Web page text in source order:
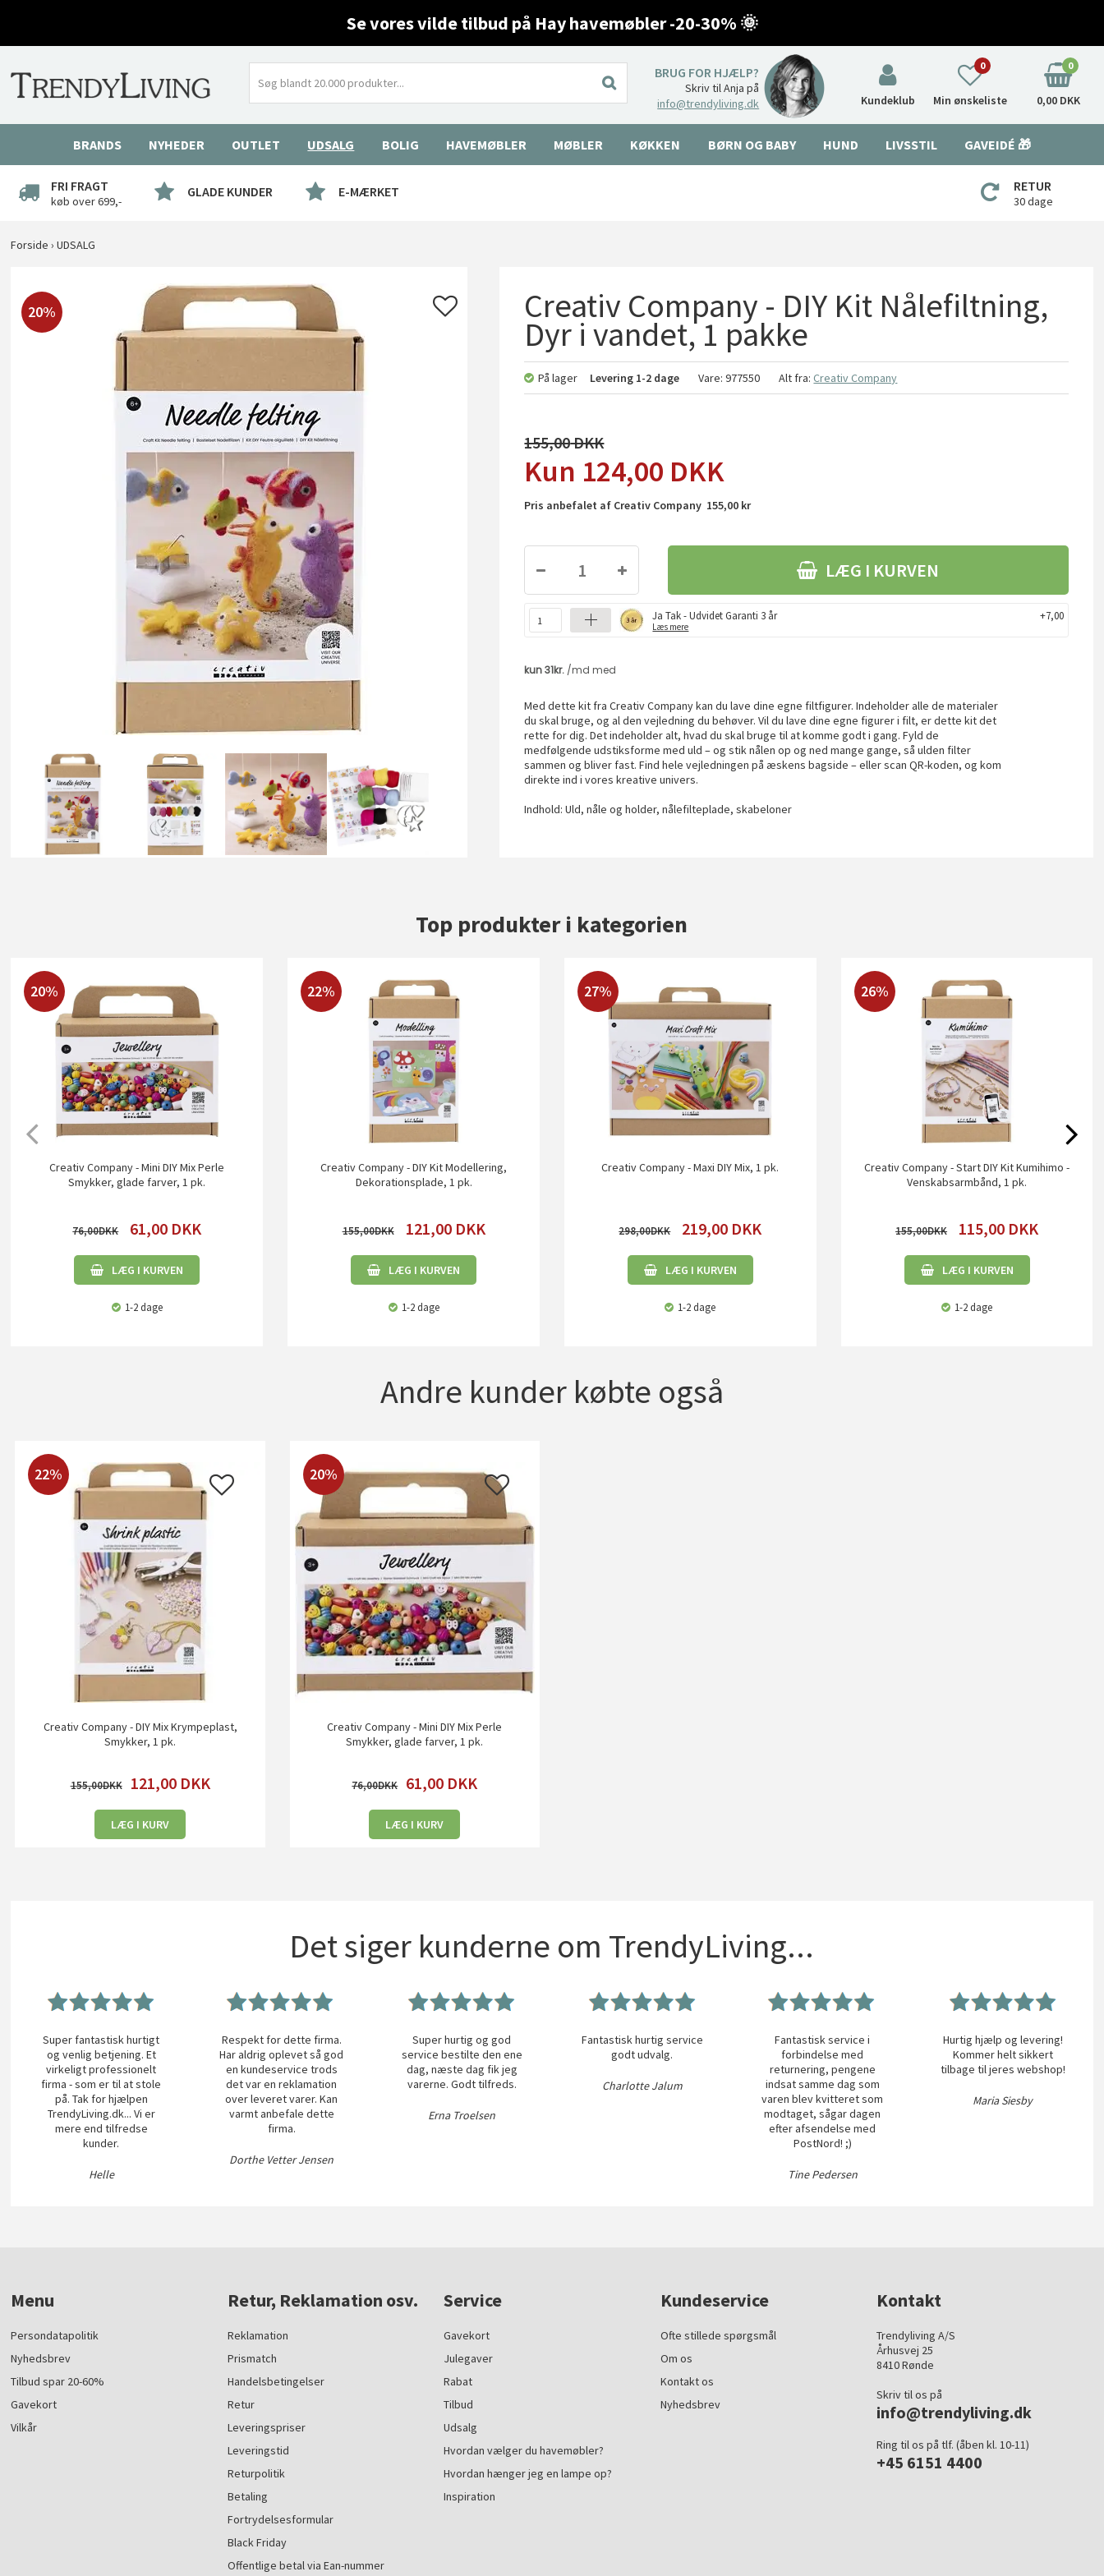
Se vores vilde tilbud på Hay havemøbler -20-30% 🌞
BRUG FOR HJÆLP?
Skriv til Anja på
info@trendyliving.dk
Kundeklub Min ønskeliste
0 0
0,00 DKK
BRANDS NYHEDER OUTLET UDSALG BOLIG HAVEMØBLER MØBLER KØKKEN BØRN OG BABY HUND LIVSSTIL GAVEIDÉ 🎁
FRI FRAGT
køb over 699,-
GLADE KUNDER E-MÆRKET RETUR
30 dage
Forside ›UDSALG
20% Creativ Company - DIY Kit Nålefiltning,
Dyr i vandet, 1 pakke
På lager Levering 1-2 dage Vare:977550 Alt fra:Creativ Company
155,00
124,00 DKK
Pris anbefalet af Creativ Company 155,00 kr
LÆG I KURVEN
Ja Tak - Udvidet Garanti 3 år
Læs mere
+7,00
Med dette kit fra Creativ Company kan du lave dine egne filtfigurer. Indeholder alle de materialer
du skal bruge, og al den vejledning du behøver. Vil du lave dine egne figurer i filt, er dette kit det
rette for dig. Det indeholder alt, hvad du skal bruge til at komme godt i gang. Fyld de
medfølgende udstiksforme med uld – og stik nålen op og ned mange gange, så ulden filter
sammen og bliver fast. Find hele vejledningen på æskens bagside – eller scan QR-koden, og kom
direkte ind i vores kreative univers.
Indhold: Uld, nåle og holder, nålefilteplade, skabeloner
Top produkter i kategorien
20%
Creativ Company - Mini DIY Mix Perle
Smykker, glade farver, 1 pk.
76,00 61,00 DKK
LÆG I KURVEN
1-2 dage
22%
Creativ Company - DIY Kit Modellering,
Dekorationsplade, 1 pk.
155,00 121,00 DKK
LÆG I KURVEN
1-2 dage
27%
Creativ Company - Maxi DIY Mix, 1 pk.
298,00 219,00 DKK
LÆG I KURVEN
1-2 dage
26%
Creativ Company - Start DIY Kit Kumihimo -
Venskabsarmbånd, 1 pk.
155,00 115,00 DKK
LÆG I KURVEN
1-2 dage
Andre kunder købte også
22%
Creativ Company - DIY Mix Krympeplast,
Smykker, 1 pk.
155,00 121,00 DKK
LÆG I KURV
20%
Creativ Company - Mini DIY Mix Perle
Smykker, glade farver, 1 pk.
76,00 61,00 DKK
LÆG I KURV
Det siger kunderne om TrendyLiving...
Super fantastisk hurtigt
og venlig betjening. Et
virkeligt professionelt
firma - som er til at stole
på. Tak for hjælpen
TrendyLiving.dk... Vi er
mere end tilfredse
kunder.
Helle
Respekt for dette firma.
Har aldrig oplevet så god
en kundeservice trods
det var en reklamation
over leveret varer. Kan
varmt anbefale dette
firma.
Dorthe Vetter Jensen
Super hurtig og god
service bestilte den ene
dag, næste dag fik jeg
varerne. Godt tilfreds.
Erna Troelsen
Fantastisk hurtig service
godt udvalg.
Charlotte Jalum
Fantastisk service i
forbindelse med
returnering, pengene
indsat samme dag som
varen blev kvitteret som
modtaget, sågar dagen
efter afsendelse med
PostNord! ;)
Tine Pedersen
Hurtig hjælp og levering!
Kommer helt sikkert
tilbage til jeres webshop!
Maria Siesby
Menu
Persondatapolitik
Nyhedsbrev
Tilbud spar 20-60%
Gavekort
Vilkår
Retur, Reklamation osv.
Reklamation
Prismatch
Handelsbetingelser
Retur
Leveringspriser
Leveringstid
Returpolitik
Betaling
Fortrydelsesformular
Black Friday
Offentlige betal via Ean-nummer
Service
Gavekort
Julegaver
Rabat
Tilbud
Udsalg
Hvordan vælger du havemøbler?
Hvordan hænger jeg en lampe op?
Inspiration
Kundeservice
Ofte stillede spørgsmål
Om os
Kontakt os
Nyhedsbrev
Kontakt
Trendyliving A/S
Århusvej 25
8410 Rønde
Skriv til os på
info@trendyliving.dk
Ring til os på tlf. (åben kl. 10-11)
+45 6151 4400